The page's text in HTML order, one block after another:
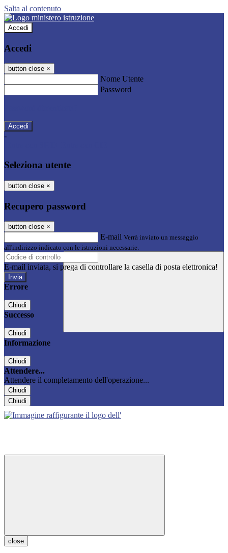
Salta al contenuto
Accedi
Accedi
button close ×
Nome Utente
Password
-
Seleziona utente
button close ×
Recupero password
button close ×
E-mail Verrà inviato un messaggio
all'indirizzo indicato con le istruzioni necessarie.
E-mail inviata, si prega di controllare la casella di posta elettronica!
Errore
Chiudi
Successo
Chiudi
Informazione
Chiudi
Attendere...
Attendere il completamento dell'operazione...
Chiudi
Chiudi
close